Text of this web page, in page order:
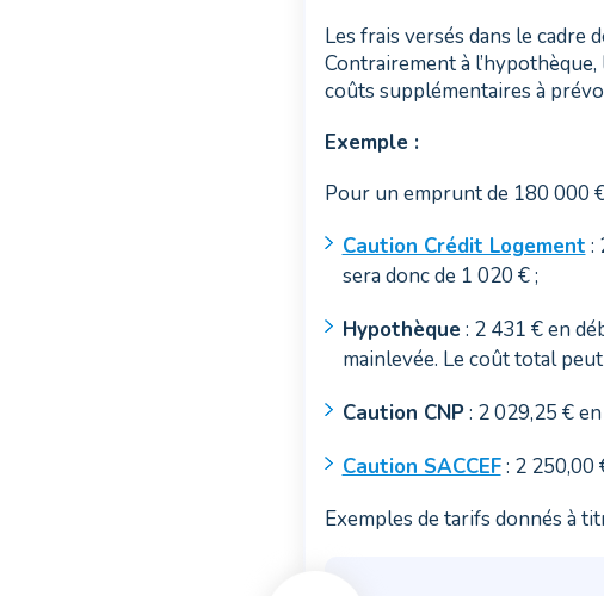
Les frais versés dans le cadre
Contrairement à
coûts supplémentaires à
Exemple :
Pour un emprunt de 180 000
Caution Crédit Logement :
sera donc de 1 020 € ;
Hypothèque : 2 431 € en
mainlevée. Le coût total
Caution CNP: 2 029,25 €
Caution SACCEF: 2 250,00
Exemples de tarifs donnés à